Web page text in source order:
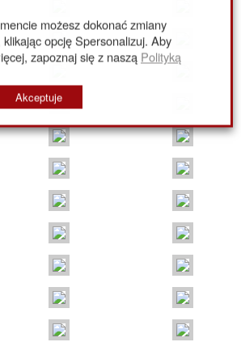
możesz dokonać zmiany
opcję Spersonalizuj. Aby
zapoznaj się z naszą Polityką
Akceptuje